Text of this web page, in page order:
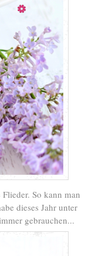
So kann man
dieses Jahr unter
gebrauchen...